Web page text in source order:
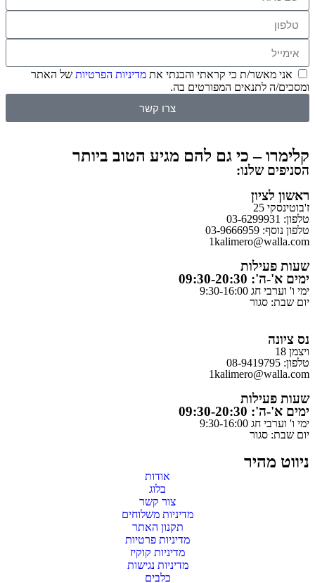
אני מאשר/ת כי קראתי והבנתי את מדיניות הפרטיות של האתר
ומסכים/ה לתנאים המפורטים בה.
צרו קשר
קלימרו – כי גם להם מגיע הטוב ביותר
הסניפים שלנו:
ראשון לציון
ז'בוטינסקי 25
טלפון: 03-6299931
טלפון נוסף: 03-9666959
1kalimero@walla.com
שעות פעילות
ימים א'-ה': 09:30-20:30
ימי ו' וערבי חג 9:30-16:00
יום שבת: סגור
נס ציונה
ויצמן 18
טלפון: 08-9419795
1kalimero@walla.com
שעות פעילות
ימים א'-ה': 09:30-20:30
ימי ו' וערבי חג 9:30-16:00
יום שבת: סגור
ניווט מהיר
אודות
בלוג
צור קשר
מדיניות משלוחים
תקנון האתר
מדיניות פרטיות
מדיניות קוקיז
מדיניות נגישות
כלבים